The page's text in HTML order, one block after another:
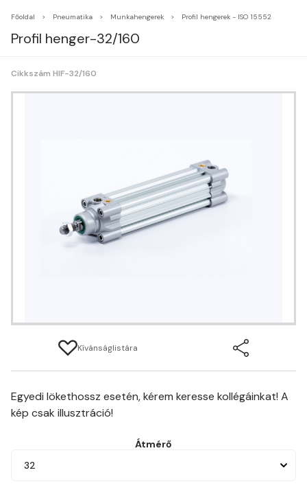
Főoldal Pneumatika Munkahengerek Profil hengerek - ISO 15552
Profil henger-32/160
Cikkszám HIF-32/160
Kívánságlistára
Egyedi lökethossz esetén, kérem keresse kollégáinkat! A
kép csak illusztráció!
Átmérő
32